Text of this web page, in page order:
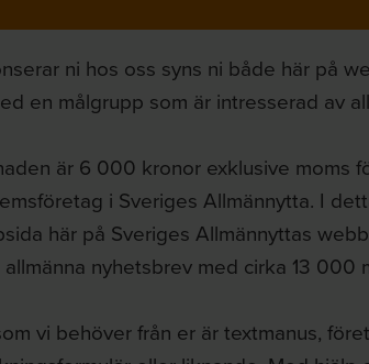
ni hos oss syns ni både här på
en målgrupp som är intresserad av
är 6 000 kronor exklusive moms
i Sveriges Allmännytta. I
här på Sveriges Allmännyttas
nyhetsbrev med cirka 13 000
vi behöver från er är textmanus,